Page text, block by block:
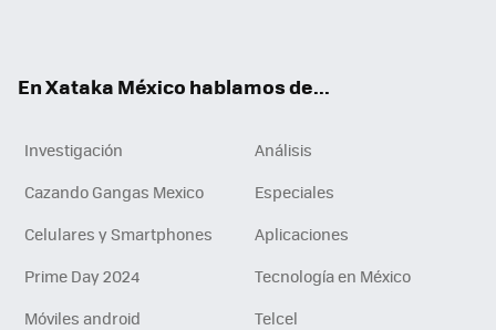
En Xataka México hablamos de...
Investigación
Análisis
Cazando Gangas Mexico
Especiales
Celulares y Smartphones
Aplicaciones
Prime Day 2024
Tecnología en México
Móviles android
Telcel